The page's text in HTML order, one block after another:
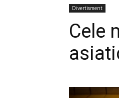
Divertisment
Cele